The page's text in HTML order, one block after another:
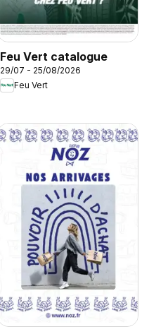
Feu Vert catalogue
29/07 - 25/08/2026
Feu Vert